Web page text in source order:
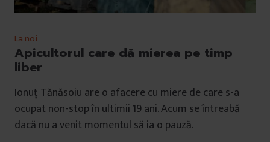
La noi
Apicultorul care dă mierea pe timp
liber
Ionuț Tănăsoiu are o afacere cu miere de care s-a
ocupat non-stop în ultimii 19 ani. Acum se întreabă
dacă nu a venit momentul să ia o pauză.